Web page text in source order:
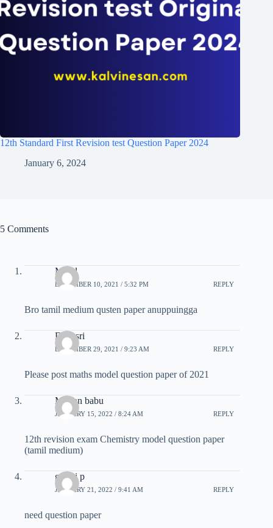
12th Standard First Revision test Question Paper 2024
January 6, 2024
5 Comments
M vel
DECEMBER 10, 2021 / 5:32 PM REPLY
Bro tamil medium qusten paper anuppuingga
Devasri
DECEMBER 29, 2021 / 9:23 AM REPLY
Please post maths model question paper of 2021
Mohan babu
JANUARY 15, 2022 / 8:24 AM REPLY
12th revision exam Chemistry model question paper
(tamil medium)
gowri p
JANUARY 21, 2022 / 9:41 AM REPLY
need question paper